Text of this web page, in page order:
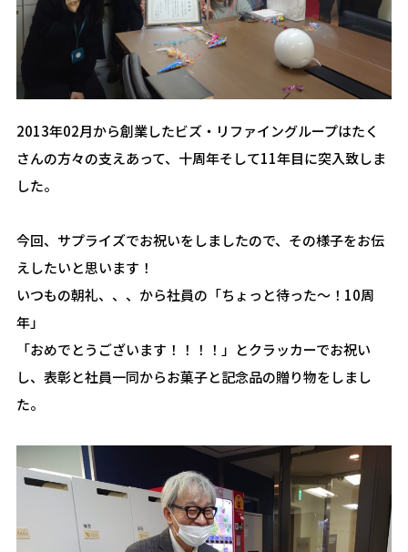
2013年02月から創業したビズ・リファイングループはたく
さんの方々の支えあって、十周年そして11年目に突入致しま
した。
今回、サプライズでお祝いをしましたので、その様子をお伝
えしたいと思います！
いつもの朝礼、、、から社員の「ちょっと待った～！10周
年」
「おめでとうございます！！！！」とクラッカーでお祝い
し、表彰と社員一同からお菓子と記念品の贈り物をしまし
た。